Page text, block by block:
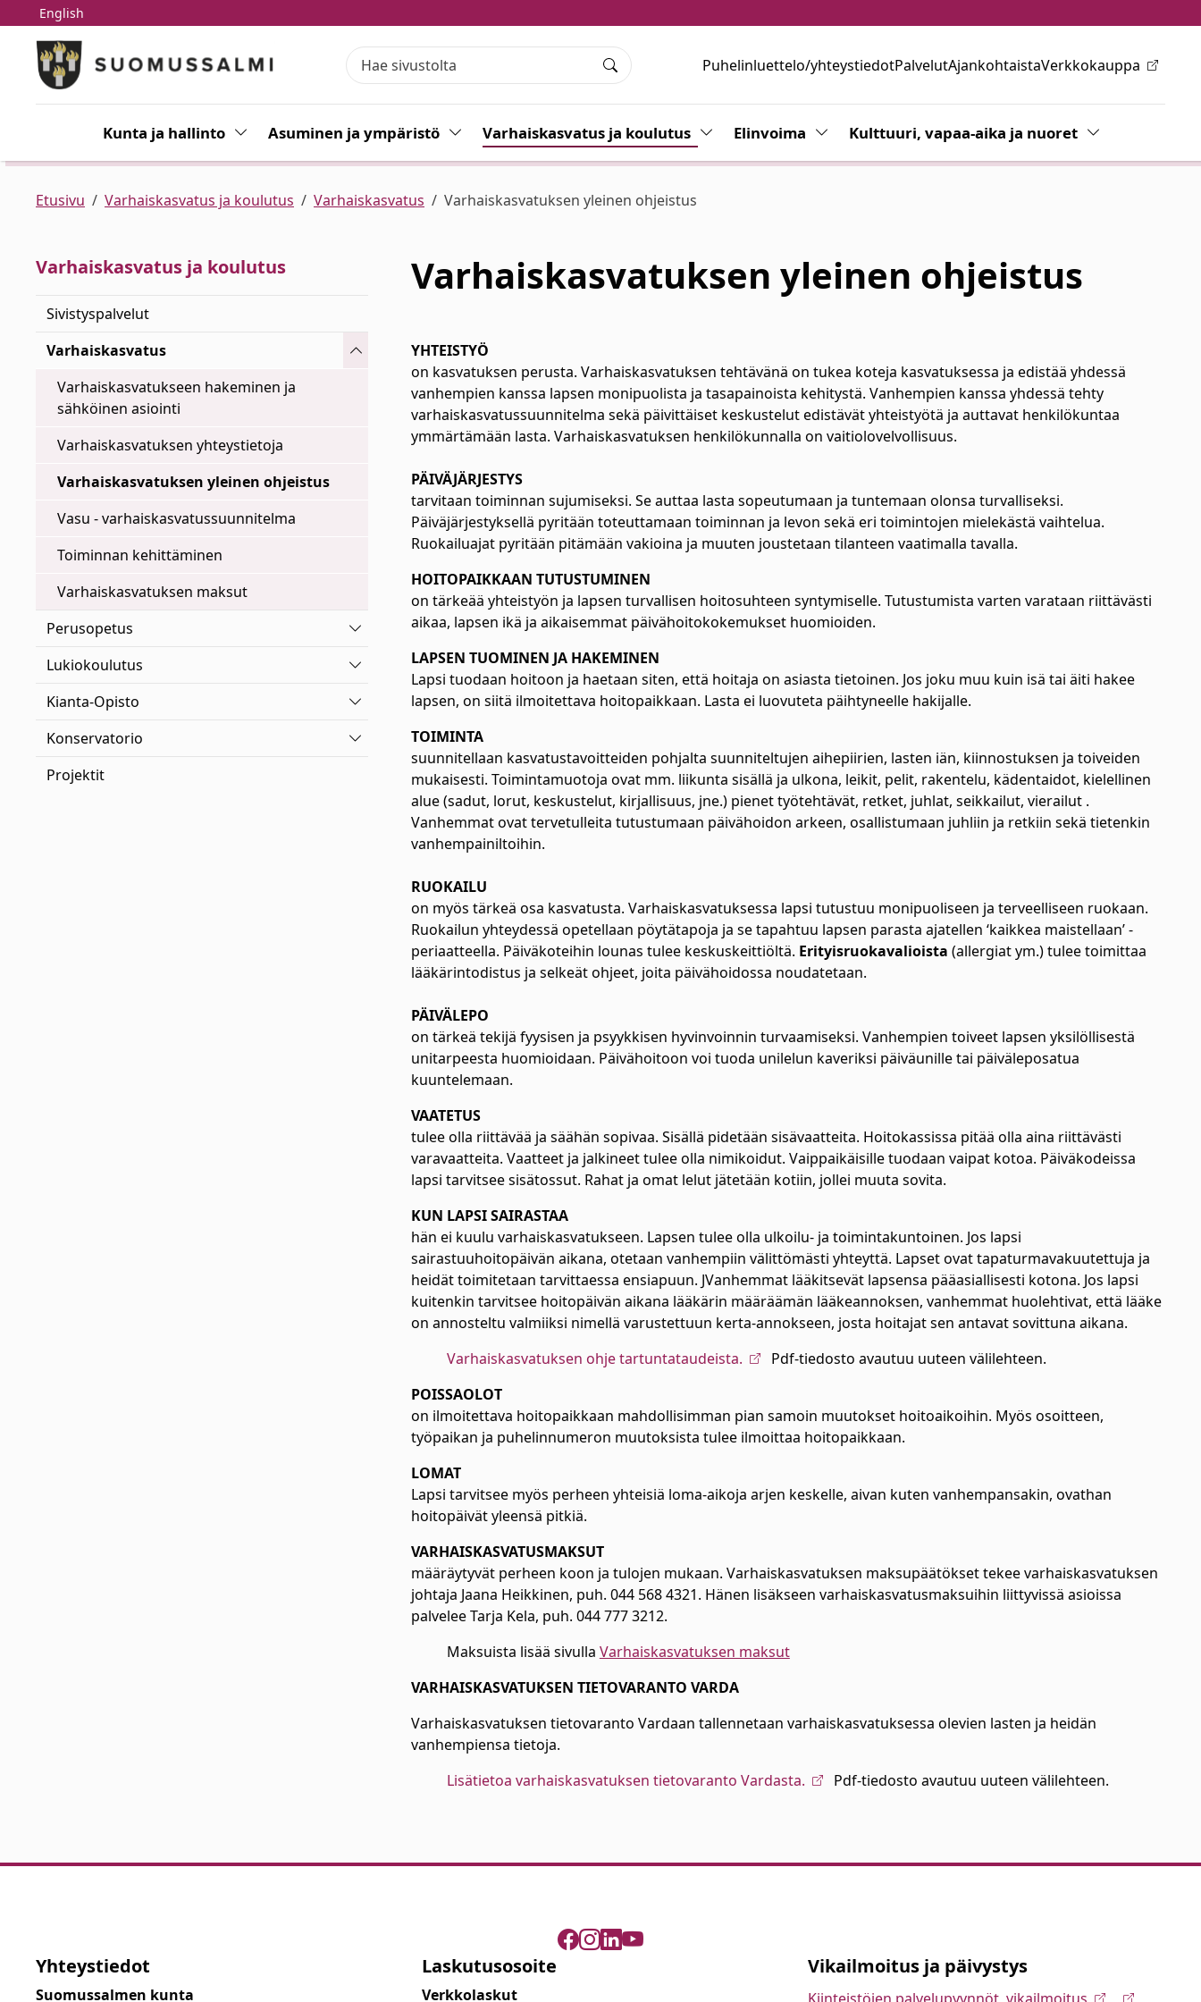
Siirry pääsisältöön
Siirry päävalikkoon
Puhelinluettelo/yhteystiedotPalvelutAjankohtaistaVerkkokauppa
English
Haku
Kunta ja hallinto Vaihda alasvetovalikkoa
Asuminen ja ympäristö Vaihda alasvetovalikkoa
Varhaiskasvatus ja koulutus Vaihda alasvetovalikkoa
Elinvoima Vaihda alasvetovalikkoa
Kulttuuri, vapaa-aika ja nuoret Vaihda
Etusivu Varhaiskasvatus ja koulutus Varhaiskasvatus Varhaiskasvatuksen yleinen ohjeistus
Varhaiskasvatus ja koulutus
Sivistyspalvelut
Varhaiskasvatus
Vaihda alasvetovalikkoa
Varhaiskasvatukseen hakeminen ja
sähköinen asiointi
Varhaiskasvatuksen yhteystietoja
Varhaiskasvatuksen yleinen ohjeistus
Vasu - varhaiskasvatussuunnitelma
Toiminnan kehittäminen
Varhaiskasvatuksen maksut
Perusopetus
Vaihda alasvetovalikkoa
Lukiokoulutus
Vaihda alasvetovalikkoa
Kianta-Opisto
Vaihda alasvetovalikkoa
Konservatorio
Vaihda alasvetovalikkoa
Projektit
Varhaiskasvatuksen yleinen ohjeistus
YHTEISTYÖ
on kasvatuksen perusta. Varhaiskasvatuksen tehtävänä on tukea koteja kasvatuksessa ja edistää yhdessä
vanhempien kanssa lapsen monipuolista ja tasapainoista kehitystä. Vanhempien kanssa yhdessä tehty
varhaiskasvatussuunnitelma sekä päivittäiset keskustelut edistävät yhteistyötä ja auttavat henkilökuntaa
ymmärtämään lasta. Varhaiskasvatuksen henkilökunnalla on vaitiolovelvollisuus.
PÄIVÄJÄRJESTYS
tarvitaan toiminnan sujumiseksi. Se auttaa lasta sopeutumaan ja tuntemaan olonsa turvalliseksi.
Päiväjärjestyksellä pyritään toteuttamaan toiminnan ja levon sekä eri toimintojen mielekästä vaihtelua.
Ruokailuajat pyritään pitämään vakioina ja muuten joustetaan tilanteen vaatimalla tavalla.
HOITOPAIKKAAN TUTUSTUMINEN
on tärkeää yhteistyön ja lapsen turvallisen hoitosuhteen syntymiselle. Tutustumista varten varataan riittävästi
aikaa, lapsen ikä ja aikaisemmat päivähoitokokemukset huomioiden.
LAPSEN TUOMINEN JA HAKEMINEN
Lapsi tuodaan hoitoon ja haetaan siten, että hoitaja on asiasta tietoinen. Jos joku muu kuin isä tai äiti hakee
lapsen, on siitä ilmoitettava hoitopaikkaan. Lasta ei luovuteta päihtyneelle hakijalle.
TOIMINTA
suunnitellaan kasvatustavoitteiden pohjalta suunniteltujen aihepiirien, lasten iän, kiinnostuksen ja toiveiden
mukaisesti. Toimintamuotoja ovat mm. liikunta sisällä ja ulkona, leikit, pelit, rakentelu, kädentaidot, kielellinen
alue (sadut, lorut, keskustelut, kirjallisuus, jne.) pienet työtehtävät, retket, juhlat, seikkailut, vierailut .
Vanhemmat ovat tervetulleita tutustumaan päivähoidon arkeen, osallistumaan juhliin ja retkiin sekä tietenkin
vanhempainiltoihin.
RUOKAILU
on myös tärkeä osa kasvatusta. Varhaiskasvatuksessa lapsi tutustuu monipuoliseen ja terveelliseen ruokaan.
Ruokailun yhteydessä opetellaan pöytätapoja ja se tapahtuu lapsen parasta ajatellen ‘kaikkea maistellaan’ -
periaatteella. Päiväkoteihin lounas tulee keskuskeittiöltä. Erityisruokavalioista (allergiat ym.) tulee toimittaa
lääkärintodistus ja selkeät ohjeet, joita päivähoidossa noudatetaan.
PÄIVÄLEPO
on tärkeä tekijä fyysisen ja psyykkisen hyvinvoinnin turvaamiseksi. Vanhempien toiveet lapsen yksilöllisestä
unitarpeesta huomioidaan. Päivähoitoon voi tuoda unilelun kaveriksi päiväunille tai päiväleposatua
kuuntelemaan.
VAATETUS
tulee olla riittävää ja säähän sopivaa. Sisällä pidetään sisävaatteita. Hoitokassissa pitää olla aina riittävästi
varavaatteita. Vaatteet ja jalkineet tulee olla nimikoidut. Vaippaikäisille tuodaan vaipat kotoa. Päiväkodeissa
lapsi tarvitsee sisätossut. Rahat ja omat lelut jätetään kotiin, jollei muuta sovita.
KUN LAPSI SAIRASTAA
hän ei kuulu varhaiskasvatukseen. Lapsen tulee olla ulkoilu- ja toimintakuntoinen. Jos lapsi
sairastuuhoitopäivän aikana, otetaan vanhempiin välittömästi yhteyttä. Lapset ovat tapaturmavakuutettuja ja
heidät toimitetaan tarvittaessa ensiapuun. JVanhemmat lääkitsevät lapsensa pääasiallisesti kotona. Jos lapsi
kuitenkin tarvitsee hoitopäivän aikana lääkärin määräämän lääkeannoksen, vanhemmat huolehtivat, että lääke
on annosteltu valmiiksi nimellä varustettuun kerta-annokseen, josta hoitajat sen antavat sovittuna aikana.
Varhaiskasvatuksen ohje tartuntataudeista.
Pdf-tiedosto avautuu uuteen välilehteen.
POISSAOLOT
on ilmoitettava hoitopaikkaan mahdollisimman pian samoin muutokset hoitoaikoihin. Myös osoitteen,
työpaikan ja puhelinnumeron muutoksista tulee ilmoittaa hoitopaikkaan.
LOMAT
Lapsi tarvitsee myös perheen yhteisiä loma-aikoja arjen keskelle, aivan kuten vanhempansakin, ovathan
hoitopäivät yleensä pitkiä.
VARHAISKASVATUSMAKSUT
määräytyvät perheen koon ja tulojen mukaan. Varhaiskasvatuksen maksupäätökset tekee varhaiskasvatuksen
johtaja Jaana Heikkinen, puh. 044 568 4321. Hänen lisäkseen varhaiskasvatusmaksuihin liittyvissä asioissa
palvelee Tarja Kela, puh. 044 777 3212.
Maksuista lisää sivulla Varhaiskasvatuksen maksut
VARHAISKASVATUKSEN TIETOVARANTO VARDA
Varhaiskasvatuksen tietovaranto Vardaan tallennetaan varhaiskasvatuksessa olevien lasten ja heidän
vanhempiensa tietoja.
Lisätietoa varhaiskasvatuksen tietovaranto Vardasta.
Pdf-tiedosto avautuu uuteen välilehteen.
Yhteystiedot
Suomussalmen kunta
Laskutusosoite
Verkkolaskut
Vikailmoitus ja päivystys